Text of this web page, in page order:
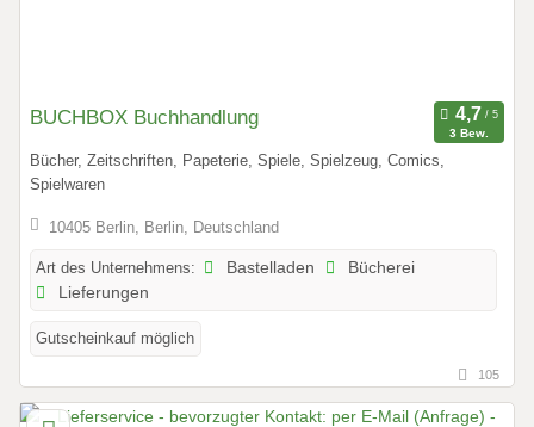
BUCHBOX Buchhandlung
3 Bew.
Bücher, Zeitschriften, Papeterie, Spiele, Spielzeug, Comics,
Spielwaren
10405 Berlin, Berlin, Deutschland
Art des Unternehmens: Bastelladen
Bücherei
Lieferungen
Gutscheinkauf möglich
105